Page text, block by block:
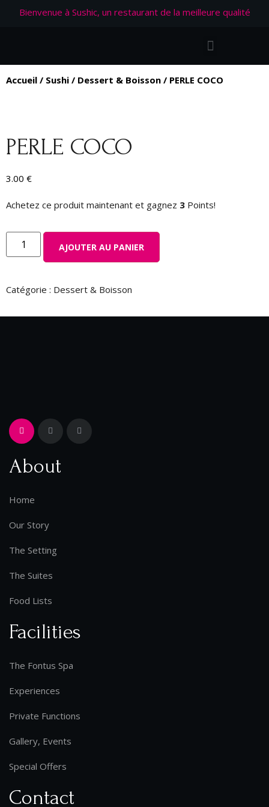
Bienvenue à Sushic, un restaurant de la meilleure qualité
Accueil / Sushi / Dessert & Boisson / PERLE COCO
PERLE COCO
3.00 €
Achetez ce produit maintenant et gagnez 3 Points!
AJOUTER AU PANIER
Catégorie : Dessert & Boisson
About
Home
Our Story
The Setting
The Suites
Food Lists
Facilities
The Fontus Spa
Experiences
Private Functions
Gallery, Events
Special Offers
Contact